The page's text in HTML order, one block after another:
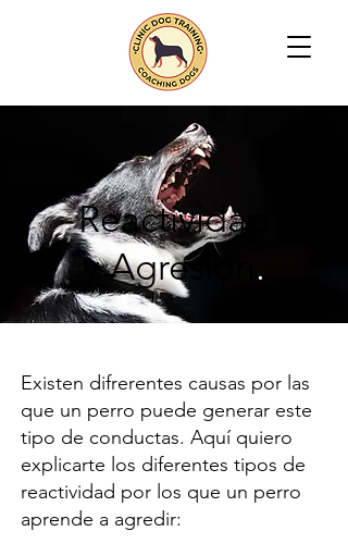
Reactividad
y Agresión .
Existen difrerentes causas por las
que un perro puede generar este
tipo de conductas. Aquí quiero
explicarte los diferentes tipos de
reactividad por los que un perro
aprende a agredir: